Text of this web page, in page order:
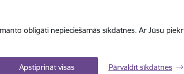
obligāti nepieciešamās sīkdatnes. Ar Jūsu
Apstiprināt visas Pārvaldīt sīkdatnes